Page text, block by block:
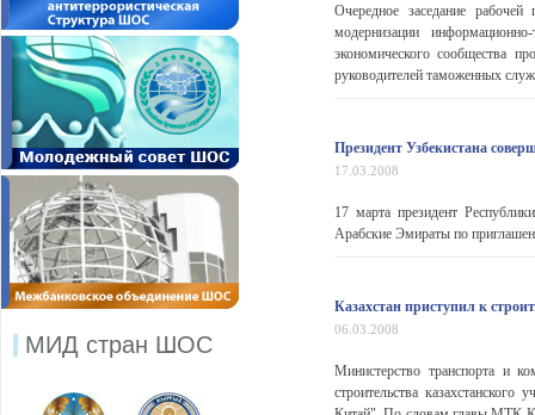
МИД стран ШОС
Очередное заседание
модернизации
экономического сообщества
руководителей таможенных
Президент Узбекистана
17.03.2008
17 марта президент
Арабские Эмираты по
Казахстан приступил к
06.03.2008
Министерство транспорта и
строительства